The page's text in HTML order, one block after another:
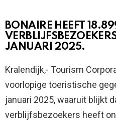
BONAIRE HEEFT
JANUARI 2025.
Kralendijk,- Tourism
voorlopige toeristische
januari 2025, waaruit blijkt
verblijfsbezoekers heeft